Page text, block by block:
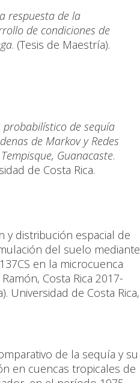
respuesta de la
de condiciones de
. (Tesis de Maestría).
probabilístico de sequía
de Markov y Redes
Guanacaste.
de Costa Rica.
y distribución espacial de
del suelo mediante
en la microcuenca
Costa Rica 2017-
Universidad de Costa Rica,
de la sequía y su
en cuencas tropicales de